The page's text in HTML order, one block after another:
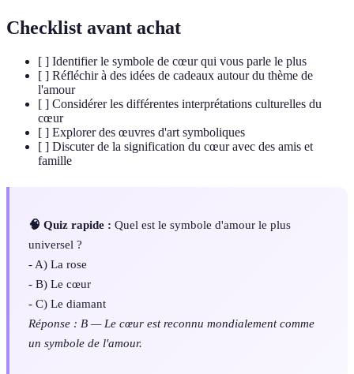
Checklist avant achat
[ ] Identifier le symbole de cœur qui vous parle le plus
[ ] Réfléchir à des idées de cadeaux autour du thème de
l'amour
[ ] Considérer les différentes interprétations culturelles du
cœur
[ ] Explorer des œuvres d'art symboliques
[ ] Discuter de la signification du cœur avec des amis et
famille
🧠 Quiz rapide : Quel est le symbole d'amour le plus
universel ?
- A) La rose
- B) Le cœur
- C) Le diamant
Réponse : B — Le cœur est reconnu mondialement comme
un symbole de l'amour.